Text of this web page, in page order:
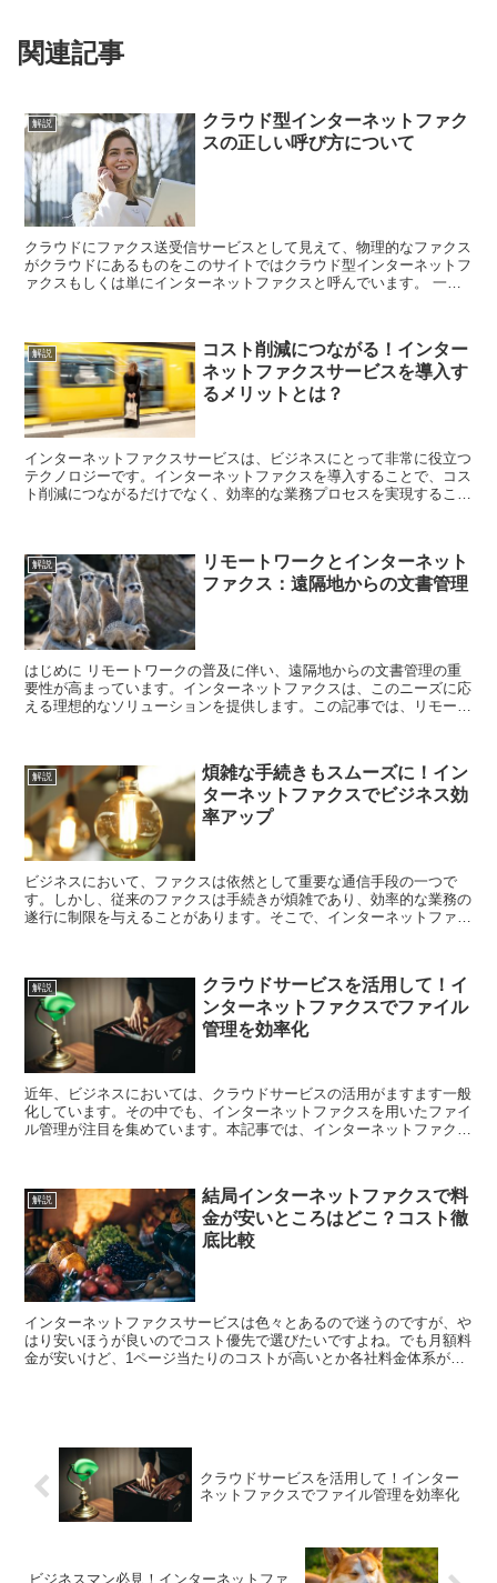
関連記事
解説
クラウド型インターネットファク
スの正しい呼び方について
クラウドにファクス送受信サービスとして見えて、物理的なファクス
がクラウドにあるものをこのサイトではクラウド型インターネットフ
ァクスもしくは単にインターネットファクスと呼んでいます。 一般
解説
コスト削減につながる！インター
ネットファクスサービスを導入す
るメリットとは？
インターネットファクスサービスは、ビジネスにとって非常に役立つ
テクノロジーです。インターネットファクスを導入することで、コス
ト削減につながるだけでなく、効率的な業務プロセスを実現すること
解説
リモートワークとインターネット
ファクス：遠隔地からの文書管理
はじめに リモートワークの普及に伴い、遠隔地からの文書管理の重
要性が高まっています。インターネットファクスは、このニーズに応
える理想的なソリューションを提供します。この記事では、リモート
解説
煩雑な手続きもスムーズに！イン
ターネットファクスでビジネス効
率アップ
ビジネスにおいて、ファクスは依然として重要な通信手段の一つで
す。しかし、従来のファクスは手続きが煩雑であり、効率的な業務の
遂行に制限を与えることがあります。そこで、インターネットファク
解説
クラウドサービスを活用して！イ
ンターネットファクスでファイル
管理を効率化
近年、ビジネスにおいては、クラウドサービスの活用がますます一般
化しています。その中でも、インターネットファクスを用いたファイ
ル管理が注目を集めています。本記事では、インターネットファクス
解説
結局インターネットファクスで料
金が安いところはどこ？コスト徹
底比較
インターネットファクスサービスは色々とあるので迷うのですが、や
はり安いほうが良いのでコスト優先で選びたいですよね。でも月額料
金が安いけど、1ページ当たりのコストが高いとか各社料金体系が
クラウドサービスを活用して！インター
ネットファクスでファイル管理を効率化
ビジネスマン必見！インターネットファ